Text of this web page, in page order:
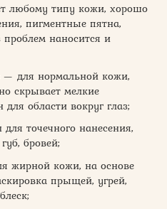
любому типу кожи, хорошо
пигментные пятна,
проблем наносится и
— для нормальной кожи,
скрывает мелкие
для области вокруг глаз;
точечного нанесения,
бровей;
жирной кожи, на основе
прыщей, угрей,